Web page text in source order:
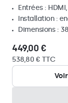
Entrées :
Installation :
Dimensions :
449,00 €
538,80 € TTC
Voir